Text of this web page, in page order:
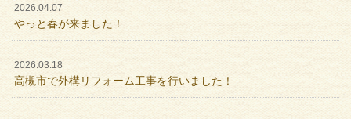
2026.04.07
やっと春が来ました！
2026.03.18
高槻市で外構リフォーム工事を行いました！